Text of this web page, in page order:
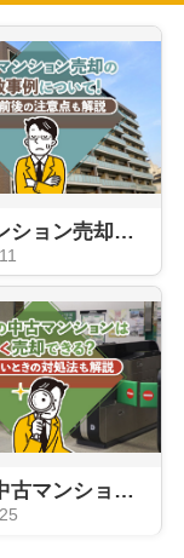
中古マンション売却の失敗事例について！売出前後の注意点も解説
駅近の中古マンションは高く売却できる？売れないときの対処法も解説